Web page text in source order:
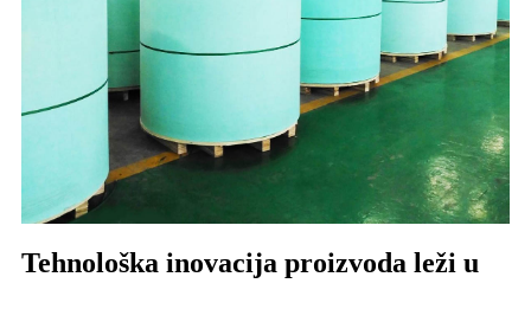
Tehnološka inovacija proizvoda leži u